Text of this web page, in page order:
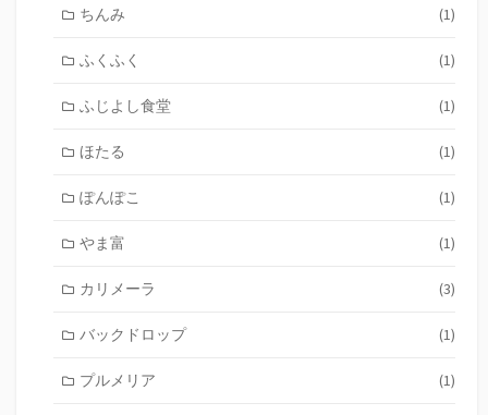
ちんみ (1)
ふくふく (1)
ふじよし食堂 (1)
ほたる (1)
ぽんぽこ (1)
やま富 (1)
カリメーラ (3)
バックドロップ (1)
プルメリア (1)